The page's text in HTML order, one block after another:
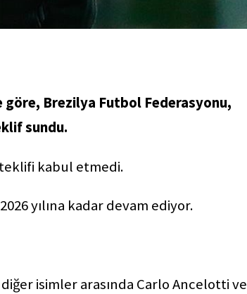
Brezilya Futbol Federasyonu,
sundu.
kabul etmedi.
yılına kadar devam ediyor.
isimler arasında Carlo Ancelotti ve